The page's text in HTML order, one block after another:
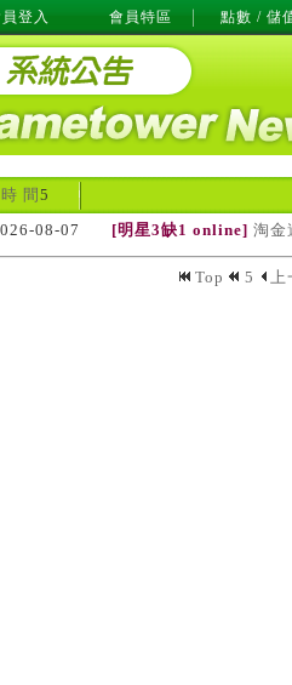
登入 會員特區 點數 / 儲
時 間 5
08-07
[明星3缺1 online] 淘金
Top 5 上